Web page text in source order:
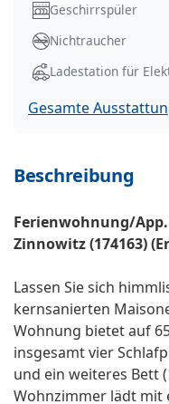
Geschirrspüler
Nichtraucher
Ladestation für
Gesamte
Beschreibung
Ferienwohnung/
Zinnowitz (174163)
Lassen Sie sich
kernsanierten
Wohnung bietet auf
insgesamt vier
und ein weiteres Bett
Wohnzimmer lädt mit